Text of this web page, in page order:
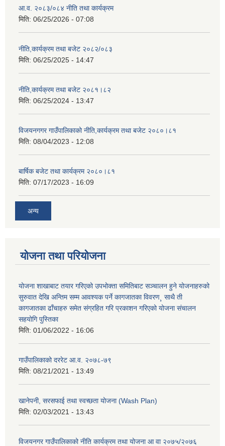
आ.व. २०८३/०८४ नीति तथा कार्यक्रम
मिति: 06/25/2026 - 07:08
नीति,कार्यक्रम तथा बजेट २०८२/०८३
मिति: 06/25/2025 - 14:47
नीति,कार्यक्रम तथा बजेट २०८१।८२
मिति: 06/25/2024 - 13:47
विजयनगगर गाउँपालिकाको नीति,कार्यक्रम तथा बजेट २०८०।८१
मिति: 08/04/2023 - 12:08
बार्षिक बजेट तथा कार्यक्रम २०८०।८१
मिति: 07/17/2023 - 16:09
अन्य
योजना तथा परियोजना
योजना शाखाबाट तयार गरिएको उपभोक्ता समितिबाट सञ्चालन हुने योजनाहरुको
सुरुवात देखि अन्तिम सम्म आवश्यक पर्ने कागजातका विवरण¸ साथै ती
कागजातका ढाँचाहरु समेत संग्रहित गरि प्रकाशन गरिएको योजना संचालन
सहयोगि पुस्तिका
मिति: 01/06/2022 - 16:06
गाउँपालिकाको दररेट आ.व. २०७८-७९
मिति: 08/21/2021 - 13:49
खानेपनी, सरसफाई तथा स्वच्छता योजना (Wash Plan)
मिति: 02/03/2021 - 13:43
विजयनगर गाउँपालिकाको नीति कार्यक्रम तथा योजना आ वा २०७५/२०७६